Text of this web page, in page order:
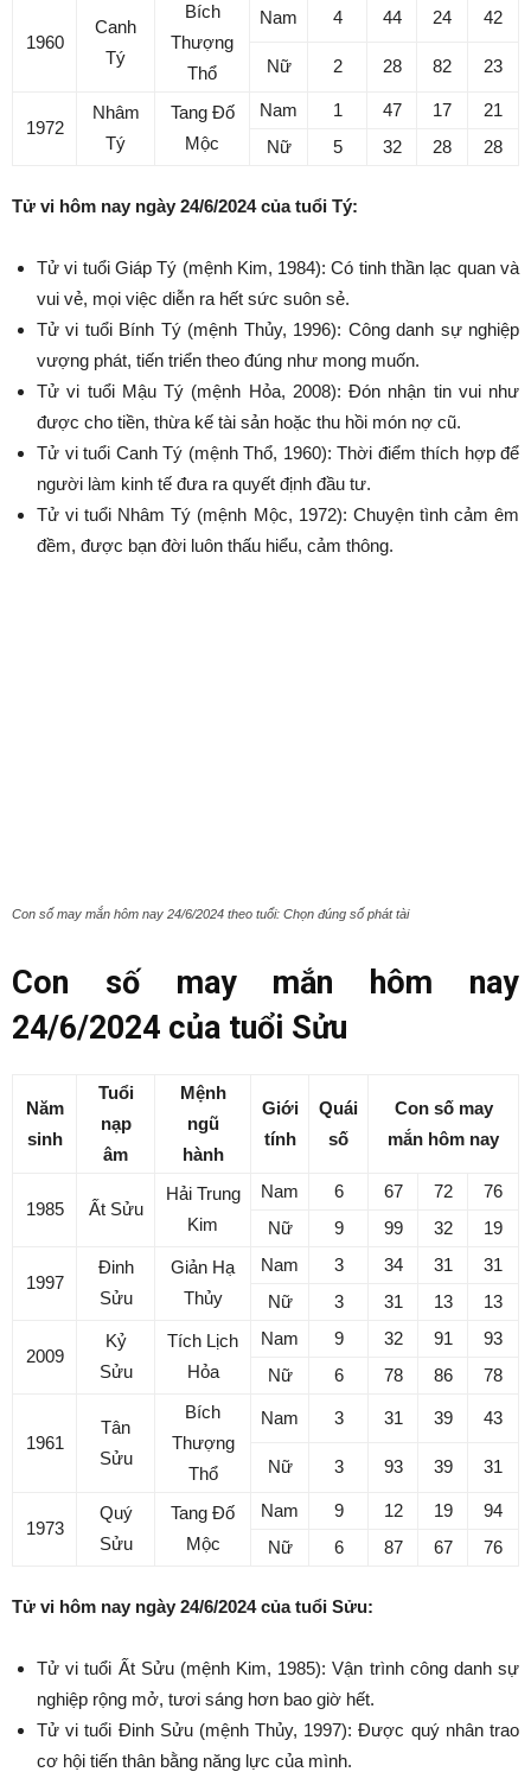
1960
Canh
Tý
Bích
Thượng
Thổ
Nam 4 44 24 42
Nữ 2 28 82 23
1972
Nhâm
Tý
Tang Đố
Mộc
Nam 1 47 17
21
Nữ
5 32 28 28
Tử vi hôm nay ngày 24/6/2024 của tuổi Tý:
Tử vi tuổi Giáp Tý (mệnh Kim, 1984): Có tinh thần lạc quan và
vui vẻ, mọi việc diễn ra hết sức suôn sẻ.
Tử vi tuổi Bính Tý (mệnh Thủy, 1996): Công danh sự nghiệp
vượng phát, tiến triển theo đúng như mong muốn.
Tử vi tuổi Mậu Tý (mệnh Hỏa, 2008): Đón nhận tin vui như
được cho tiền, thừa kế tài sản hoặc thu hồi món nợ cũ.
Tử vi tuổi Canh Tý (mệnh Thổ, 1960): Thời điểm thích hợp để
người làm kinh tế đưa ra quyết định đầu tư.
Tử vi tuổi Nhâm Tý (mệnh Mộc, 1972): Chuyện tình cảm êm
đềm, được bạn đời luôn thấu hiểu, cảm thông.
Con số may mắn hôm nay 24/6/2024 theo tuổi: Chọn đúng số phát tài
Con số may mắn hôm nay
24/6/2024 của tuổi Sửu
Năm
sinh
Tuổi
nạp
âm
Mệnh
ngũ
hành
Giới
tính
Quái
số
Con số may
mắn hôm nay
1985 Ất Sửu
Hải Trung
Kim
Nam 6 67 72
76
Nữ
9 99 32 19
1997
Đinh
Sửu
Giản Hạ
Thủy
Nam 3 34 31
31
Nữ
3 31 13 13
2009
Kỷ
Sửu
Tích Lịch
Hỏa
Nam 9 32 91
93
Nữ
6 78 86 78
1961
Tân
Sửu
Bích
Thượng
Thổ
Nam 3 31 39 43
Nữ 3 93 39 31
1973
Quý
Sửu
Tang Đố
Mộc
Nam 9 12 19
94
Nữ
6 87 67 76
Tử vi hôm nay ngày 24/6/2024 của tuổi Sửu:
Tử vi tuổi Ất Sửu (mệnh Kim, 1985): Vận trình công danh sự
nghiệp rộng mở, tươi sáng hơn bao giờ hết.
Tử vi tuổi Đinh Sửu (mệnh Thủy, 1997): Được quý nhân trao
cơ hội tiến thân bằng năng lực của mình.